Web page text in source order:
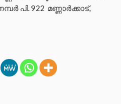
പി. 922 മണ്ണാര്‍ക്കാട്,